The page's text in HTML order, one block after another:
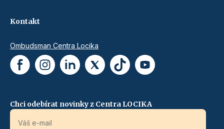
Kontakt
Ombudsman Centra Locika
Chci odebírat novinky z Centra LOCIKA